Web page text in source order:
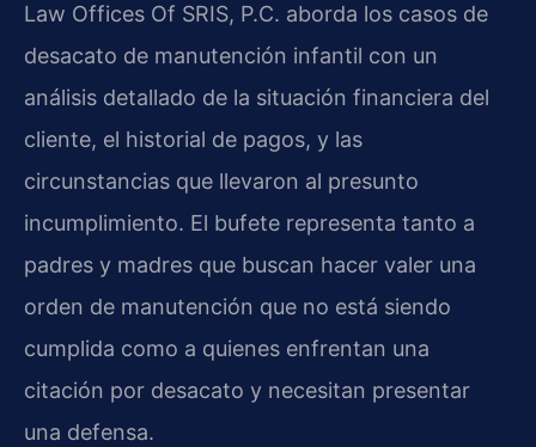
Law Offices Of SRIS, P.C. aborda los casos de
desacato de manutención infantil con un
análisis detallado de la situación financiera del
cliente, el historial de pagos, y las
circunstancias que llevaron al presunto
incumplimiento. El bufete representa tanto a
padres y madres que buscan hacer valer una
orden de manutención que no está siendo
cumplida como a quienes enfrentan una
citación por desacato y necesitan presentar
una defensa.